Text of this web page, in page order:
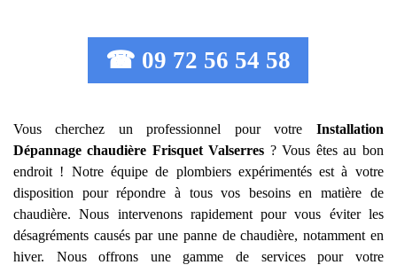
☎ 09 72 56 54 58
Vous cherchez un professionnel pour votre Installation
Dépannage chaudière Frisquet Valserres ? Vous êtes au bon
endroit ! Notre équipe de plombiers expérimentés est à votre
disposition pour répondre à tous vos besoins en matière de
chaudière. Nous intervenons rapidement pour vous éviter les
désagréments causés par une panne de chaudière, notamment en
hiver. Nous offrons une gamme de services pour votre